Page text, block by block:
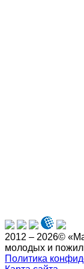
2012 – 2026©
молодых и
Политика